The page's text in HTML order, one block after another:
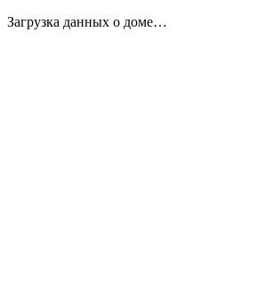
Загрузка данных о доме…